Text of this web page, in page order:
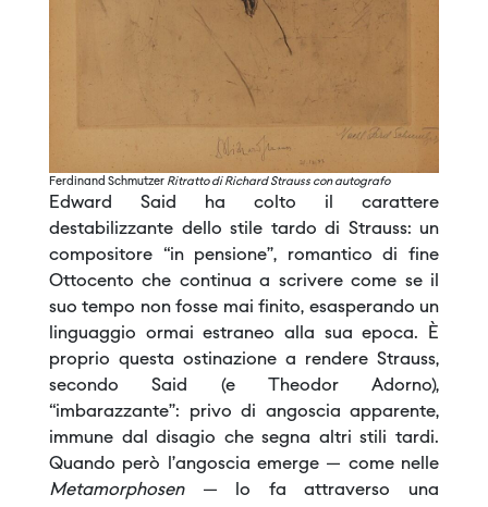
Ferdinand Schmutzer Ritratto di Richard Strauss con autografo
Edward Said ha colto il carattere
destabilizzante dello stile tardo di Strauss: un
compositore “in pensione”, romantico di fine
Ottocento che continua a scrivere come se il
suo tempo non fosse mai finito, esasperando un
linguaggio ormai estraneo alla sua epoca. È
proprio questa ostinazione a rendere Strauss,
secondo Said (e Theodor Adorno),
“imbarazzante”: privo di angoscia apparente,
immune dal disagio che segna altri stili tardi.
Quando però l’angoscia emerge — come nelle
Metamorphosen — lo fa attraverso una